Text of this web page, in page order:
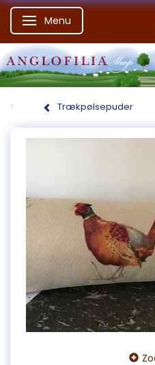
Skifte navigation
Menu
Trækpølsepuder